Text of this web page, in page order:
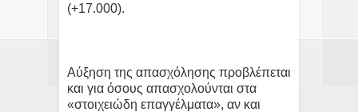
(+17.000).
Αύξηση της απασχόλησης προβλέπεται
και για όσους απασχολούνται στα
«στοιχειώδη επαγγέλματα», αν και